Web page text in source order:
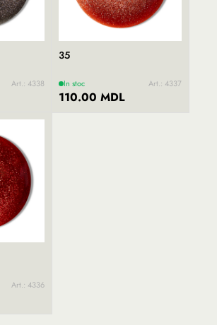
Art.: 4338
35
In stoc Art.: 4337
110.00 MDL
Art.: 4336